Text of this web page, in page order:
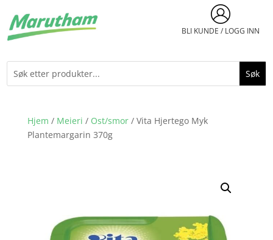
BLI KUNDE / LOGG INN
Hjem / Meieri / Ost/smor/ Vita Hjertego Myk
Plantemargarin 370g